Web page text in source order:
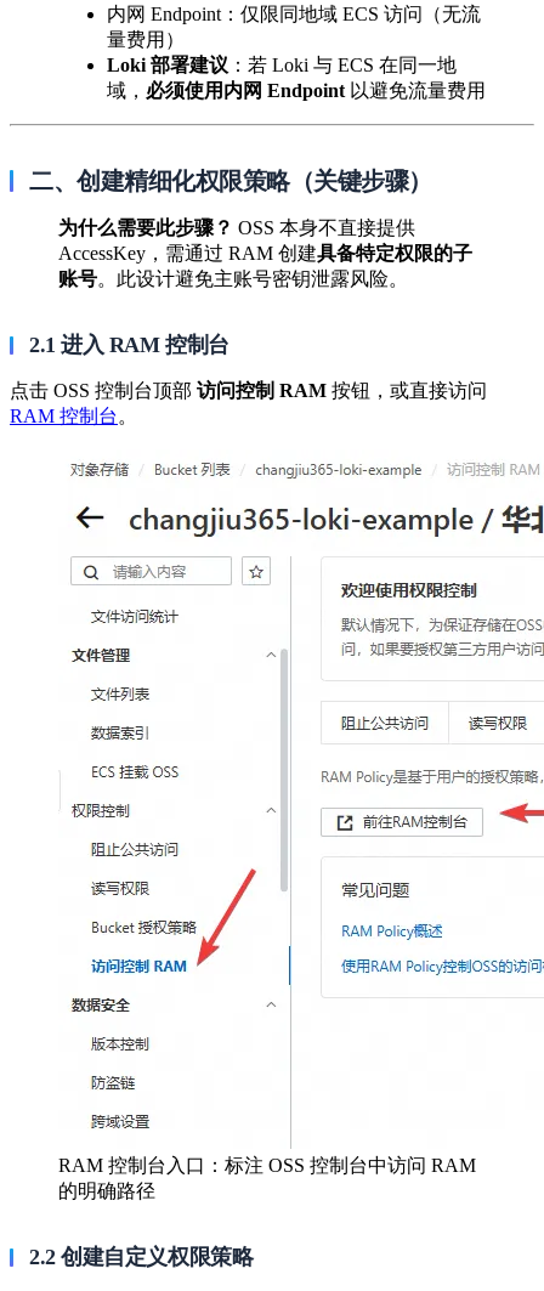
内网 Endpoint：仅限同地域 ECS 访问（无流
量费用）
Loki 部署建议 ：若 Loki 与 ECS 在同一地
域， 必须使用内网 Endpoint 以避免流量费用
二、创建精细化权限策略（关键步骤）
为什么需要此步骤？ OSS 本身不直接提供
AccessKey，需通过 RAM 创建具备特定权限的子
账号。此设计避免主账号密钥泄露风险。
2.1 进入 RAM 控制台
点击 OSS 控制台顶部 访问控制 RAM 按钮，或直接访问
RAM 控制台 。 ​
RAM 控制台入口：标注 OSS 控制台中访问 RAM
的明确路径
2.2 创建自定义权限策略